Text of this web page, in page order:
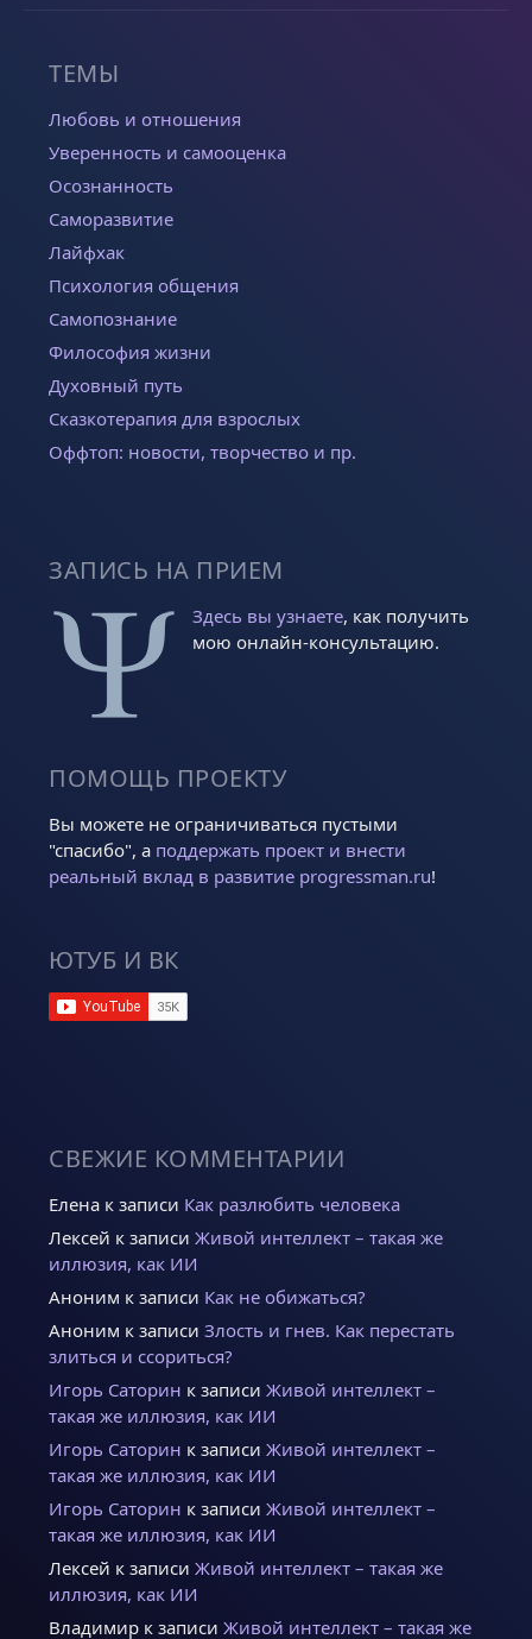
ТЕМЫ
Любовь и отношения
Уверенность и самооценка
Осознанность
Саморазвитие
Лайфхак
Психология общения
Самопознание
Философия жизни
Духовный путь
Сказкотерапия для взрослых
Оффтоп: новости, творчество и пр.
ЗАПИСЬ НА ПРИЕМ
Здесь вы узнаете, как получить
мою онлайн-консультацию.
ПОМОЩЬ ПРОЕКТУ
Вы можете не ограничиваться пустыми
"спасибо", а поддержать проект и внести
реальный вклад в развитие progressman.ru!
ЮТУБ И ВК
СВЕЖИЕ КОММЕНТАРИИ
Елена к записи Как разлюбить человека
Лексей к записи Живой интеллект – такая же
иллюзия, как ИИ
Аноним к записи Как не обижаться?
Аноним к записи Злость и гнев. Как перестать
злиться и ссориться?
Игорь Саторин к записи Живой интеллект –
такая же иллюзия, как ИИ
Игорь Саторин к записи Живой интеллект –
такая же иллюзия, как ИИ
Игорь Саторин к записи Живой интеллект –
такая же иллюзия, как ИИ
Лексей к записи Живой интеллект – такая же
иллюзия, как ИИ
Владимир к записи Живой интеллект – такая же